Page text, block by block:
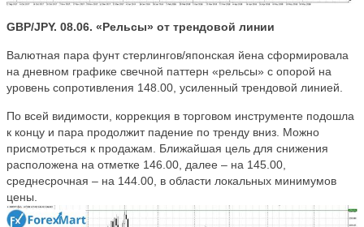
GBP/JPY. 08.06. «Рельсы» от трендовой линии
Валютная пара фунт стерлингов/японская йена сформировала
на дневном графике свечной паттерн «рельсы» с опорой на
уровень сопротивления 148.00, усиленный трендовой линией.
По всей видимости, коррекция в торговом инструменте подошла
к концу и пара продолжит падение по тренду вниз. Можно
присмотреться к продажам. Ближайшая цель для снижения
расположена на отметке 146.00, далее – на 145.00,
среднесрочная – на 144.00, в области локальных минимумов
цены.